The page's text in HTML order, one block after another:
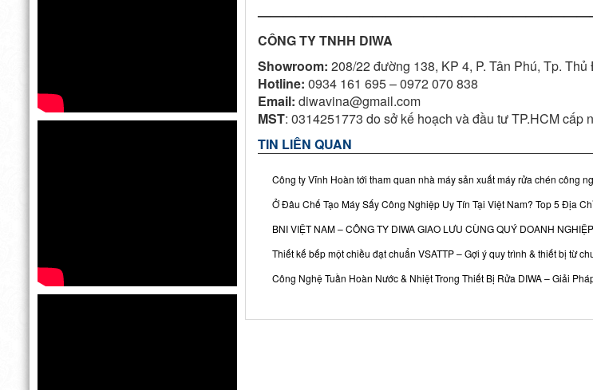
CÔNG TY TNHH DIWA
Showroom: 208/22 đường 138, KP 4, P. Tân Phú, Tp.
Hotline: 0934 161 695 – 0972 070 838
Email: diwavina@gmail.com
MST: 0314251773 do sở kế hoạch và đầu tư TP.HCM cấp
TIN LIÊN QUAN
Công ty Vĩnh Hoàn tới tham quan nhà máy sản xuất máy rửa chén công
Ở Đâu Chế Tạo Máy Sấy Công Nghiệp Uy Tín Tại Việt Nam? Top 5 Địa
BNI VIỆT NAM – CÔNG TY DIWA GIAO LƯU CÙNG QUÝ DOANH
Thiết kế bếp một chiều đạt chuẩn VSATTP – Gợi ý quy trình & thiết bị từ
Công Nghệ Tuần Hoàn Nước & Nhiệt Trong Thiết Bị Rửa DIWA – Giải